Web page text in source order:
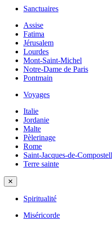
Sanctuaires
Assise
Fatima
Jérusalem
Lourdes
Mont-Saint-Michel
Notre-Dame de Paris
Pontmain
Voyages
Italie
Jordanie
Malte
Pèlerinage
Rome
Saint-Jacques-de-
Terre sainte
✕
Spiritualité
Miséricorde